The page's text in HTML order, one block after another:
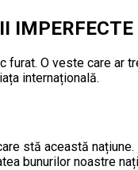
IMPERFECTE
O veste care ar
internațională.
stă această
bunurilor noastre